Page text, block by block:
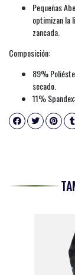
Pequeñas
optimizan la
zancada.
Composición:
89%
secado.
11%